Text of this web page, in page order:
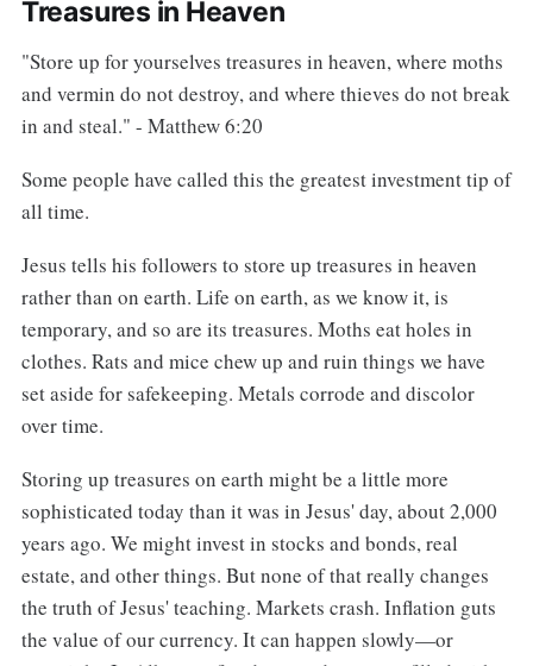
Treasures in Heaven
"Store up for yourselves treasures in heaven, where moths
and vermin do not destroy, and where thieves do not break
in and steal." - Matthew 6:20
Some people have called this the greatest investment tip of
all time.
Jesus tells his followers to store up treasures in heaven
rather than on earth. Life on earth, as we know it, is
temporary, and so are its treasures. Moths eat holes in
clothes. Rats and mice chew up and ruin things we have
set aside for safekeeping. Metals corrode and discolor
over time.
Storing up treasures on earth might be a little more
sophisticated today than it was in Jesus' day, about 2,000
years ago. We might invest in stocks and bonds, real
estate, and other things. But none of that really changes
the truth of Jesus' teaching. Markets crash. Inflation guts
the value of our currency. It can happen slowly—or